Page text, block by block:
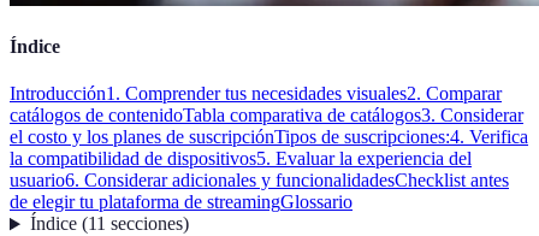
Índice
Introducción1. Comprender tus necesidades visuales2. Comparar
catálogos de contenidoTabla comparativa de catálogos3. Considerar
el costo y los planes de suscripciónTipos de suscripciones:4. Verifica
la compatibilidad de dispositivos5. Evaluar la experiencia del
usuario6. Considerar adicionales y funcionalidadesChecklist antes
de elegir tu plataforma de streamingGlossario
Índice(11 secciones)